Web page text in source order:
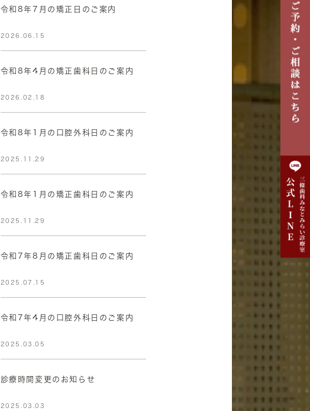
令和8年7月の矯正日のご案内
2026.06.15
令和8年4月の矯正歯科日のご案内
2026.02.18
令和8年1月の口腔外科日のご案内
2025.11.29
令和8年1月の矯正歯科日のご案内
2025.11.29
令和7年8月の矯正歯科日のご案内
2025.07.15
令和7年4月の口腔外科日のご案内
2025.03.05
診療時間変更のお知らせ
2025.03.03